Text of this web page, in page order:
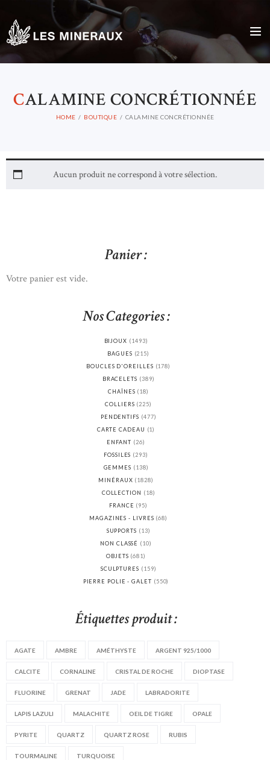
CALAMINE CONCRÉTIONNÉE
HOME BOUTIQUE CALAMINE CONCRÉTIONNÉE
Aucun produit ne correspond à votre sélection.
Panier :
Votre panier est vide.
Nos Categories :
BIJOUX (1493)
BAGUES (215)
BOUCLES D'OREILLES (178)
BRACELETS (389)
CHAÎNES (18)
COLLIERS (225)
PENDENTIFS (477)
CARTE CADEAU (1)
ENFANT (26)
FOSSILES (293)
GEMMES (138)
MINÉRAUX (1828)
COLLECTION (18)
FRANCE (95)
MAGAZINES - LIVRES (68)
SUPPORTS (13)
NON CLASSÉ (10)
OBJETS (681)
SCULPTURES (159)
PIERRE POLIE - GALET (550)
Étiquettes produit :
AGATE AMBRE AMÉTHYSTE ARGENT 925/1000
CALCITE CORNALINE CRISTAL DE ROCHE DIOPTASE
FLUORINE GRENAT JADE LABRADORITE
LAPIS LAZULI MALACHITE OEIL DE TIGRE OPALE
PYRITE QUARTZ QUARTZ ROSE RUBIS
TOURMALINE TURQUOISE